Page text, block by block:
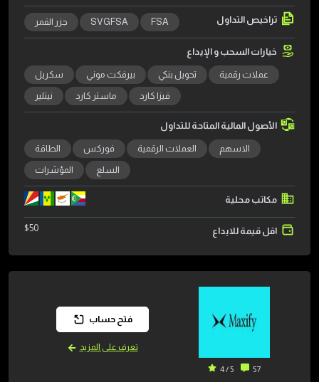
تراخيص التداول FSA
SVGFSA جزر القمر
خيارات السحب و الإيداع
عملات رقمية تحويل بنكي بيرفكت موني
سكريل
فيزا كارد
ماستر كارد نيتلير
الأصول المالية المتاحة للتداول
الاسهم العملات الرقمية فوركس
الطاقة
السلع
المؤشرات
مكاتب محلية
اقل قيمة للايداع $50
57
5 / 4
فتح حساب
تعرف على المزيد